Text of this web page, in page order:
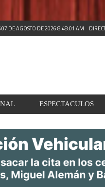
07 DE AGOSTO DE 2026 8:48:03 AM
ESPECTACULOS